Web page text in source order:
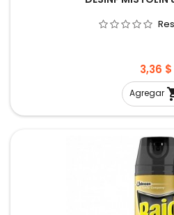
Precio
3,36 $
Agregar